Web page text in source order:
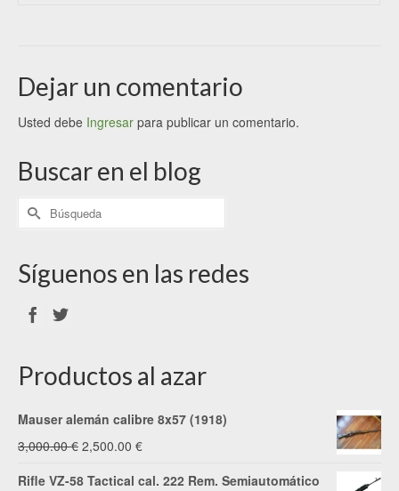
Dejar un comentario
Usted debe Ingresar para publicar un comentario.
Buscar en el blog
Síguenos en las redes
Productos al azar
Mauser alemán calibre 8x57 (1918)
3,000.00€ El
precio
2,500.00 €El
precio
Rifle VZ-58 Tactical cal. 222 Rem. Semiautomático